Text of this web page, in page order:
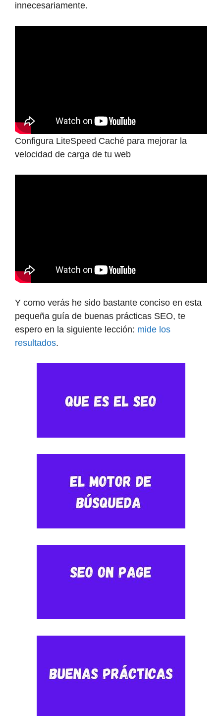
innecesariamente.
Configura LiteSpeed Caché para mejorar la
velocidad de carga de tu web
Y como verás he sido bastante conciso en esta
pequeña guía de buenas prácticas SEO, te
espero en la siguiente lección: mide los
resultados.